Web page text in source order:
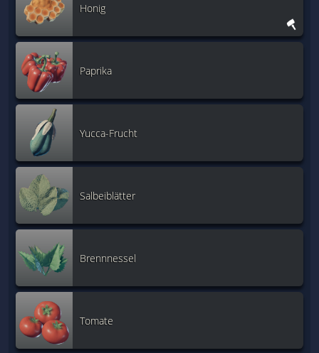
Honig
Paprika
Yucca-Frucht
Salbeiblätter
Brennnessel
Tomate